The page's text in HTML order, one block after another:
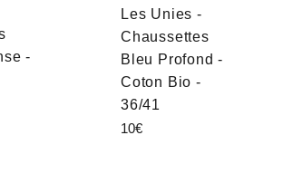
-
Les Unies -
Chaussettes
Bleu Profond -
Coton Bio -
36/41
Prix
10€